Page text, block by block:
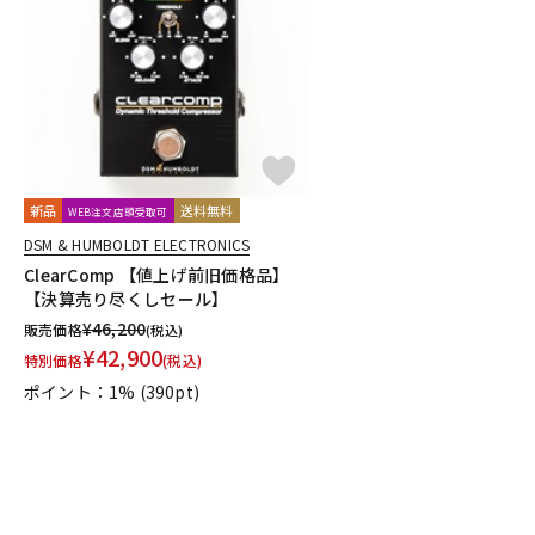
新品 WEB注文店頭受取可 送料無料
DSM & HUMBOLDT ELECTRONICS
ClearComp 【値上げ前旧価格品】
【決算売り尽くしセール】
販売価格¥46,200(税込)
特別価格¥42,900(税込)
ポイント：1% (390pt)